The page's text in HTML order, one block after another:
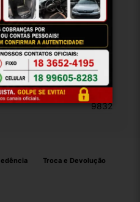
Flex
30
Brasil
Sandero
9832
Troca e Devolução